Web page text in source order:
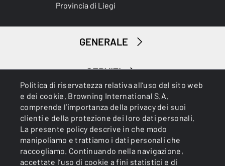
Politica di riservatezza relativa all’uso del sito web
e dei cookie. Browning International S.A.
comprende l’importanza della privacy dei suoi
clienti e della protezione dei loro dati personali.
La presente policy descrive in che modo
manipoliamo e trattiamo i dati personali che
raccogliamo. Continuando nella navigazione,
accettate l’uso di cookie a fini statistici e di
Provincia di Liegi
GENERALE
SERVIZI
Cookies Informativa sulla privacy